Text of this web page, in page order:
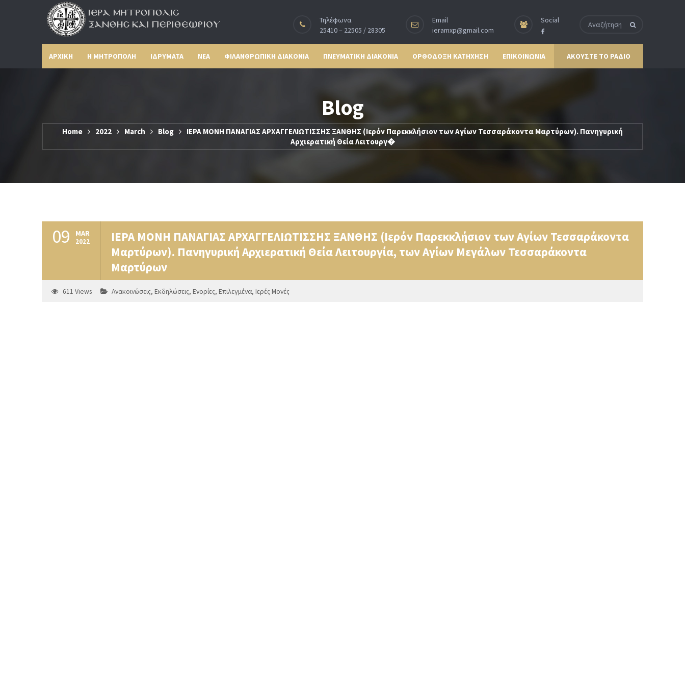
Τηλέφωνα
25410 – 22505 / 28305
Email
ieramxp@gmail.com
Social
ΑΡΧΙΚΗ Η ΜΗΤΡΟΠΟΛΗ ΙΔΡΥΜΑΤΑ ΝΕΑ ΦΙΛΑΝΘΡΩΠΙΚΗ ΔΙΑΚΟΝΙΑ ΠΝΕΥΜΑΤΙΚΗ ΔΙΑΚΟΝΙΑ ΟΡΘΟΔΟΞΗ ΚΑΤΗΧΗΣΗ ΕΠΙΚΟΙΝΩΝΙΑ ΑΚΟΥΣΤΕ ΤΟ ΡΑΔΙΟ
Blog
Home 2022 March Blog
ΙΕΡΑ ΜΟΝΗ ΠΑΝΑΓΙΑΣ ΑΡΧΑΓΓΕΛΙΩΤΙΣΣΗΣ ΞΑΝΘΗΣ (Ιερόν Παρεκκλήσιον των Αγίων Τεσσαράκοντα Μαρτύρων). Πανηγυρική
Αρχιερατική Θεία Λειτουργ�
09 MAR
2022
ΙΕΡΑ ΜΟΝΗ ΠΑΝΑΓΙΑΣ ΑΡΧΑΓΓΕΛΙΩΤΙΣΣΗΣ ΞΑΝΘΗΣ (Ιερόν Παρεκκλήσιον των Αγίων Τεσσαράκοντα
Μαρτύρων). Πανηγυρική Αρχιερατική Θεία Λειτουργία, των Αγίων Μεγάλων Τεσσαράκοντα
Μαρτύρων
611 Views Ανακοινώσεις, Εκδηλώσεις, Ενορίες, Επιλεγμένα, Ιερές Μονές